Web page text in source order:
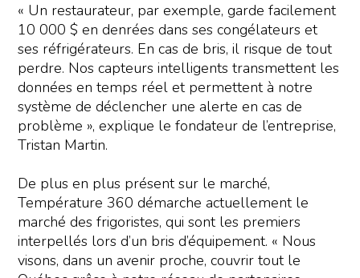
« Un restaurateur, par exemple, garde facilement
10 000 $ en denrées dans ses congélateurs et
ses réfrigérateurs. En cas de bris, il risque de tout
perdre. Nos capteurs intelligents transmettent les
données en temps réel et permettent à notre
système de déclencher une alerte en cas de
problème », explique le fondateur de l’entreprise,
Tristan Martin.
De plus en plus présent sur le marché,
Température 360 démarche actuellement le
marché des frigoristes, qui sont les premiers
interpellés lors d’un bris d’équipement. « Nous
visons, dans un avenir proche, couvrir tout le